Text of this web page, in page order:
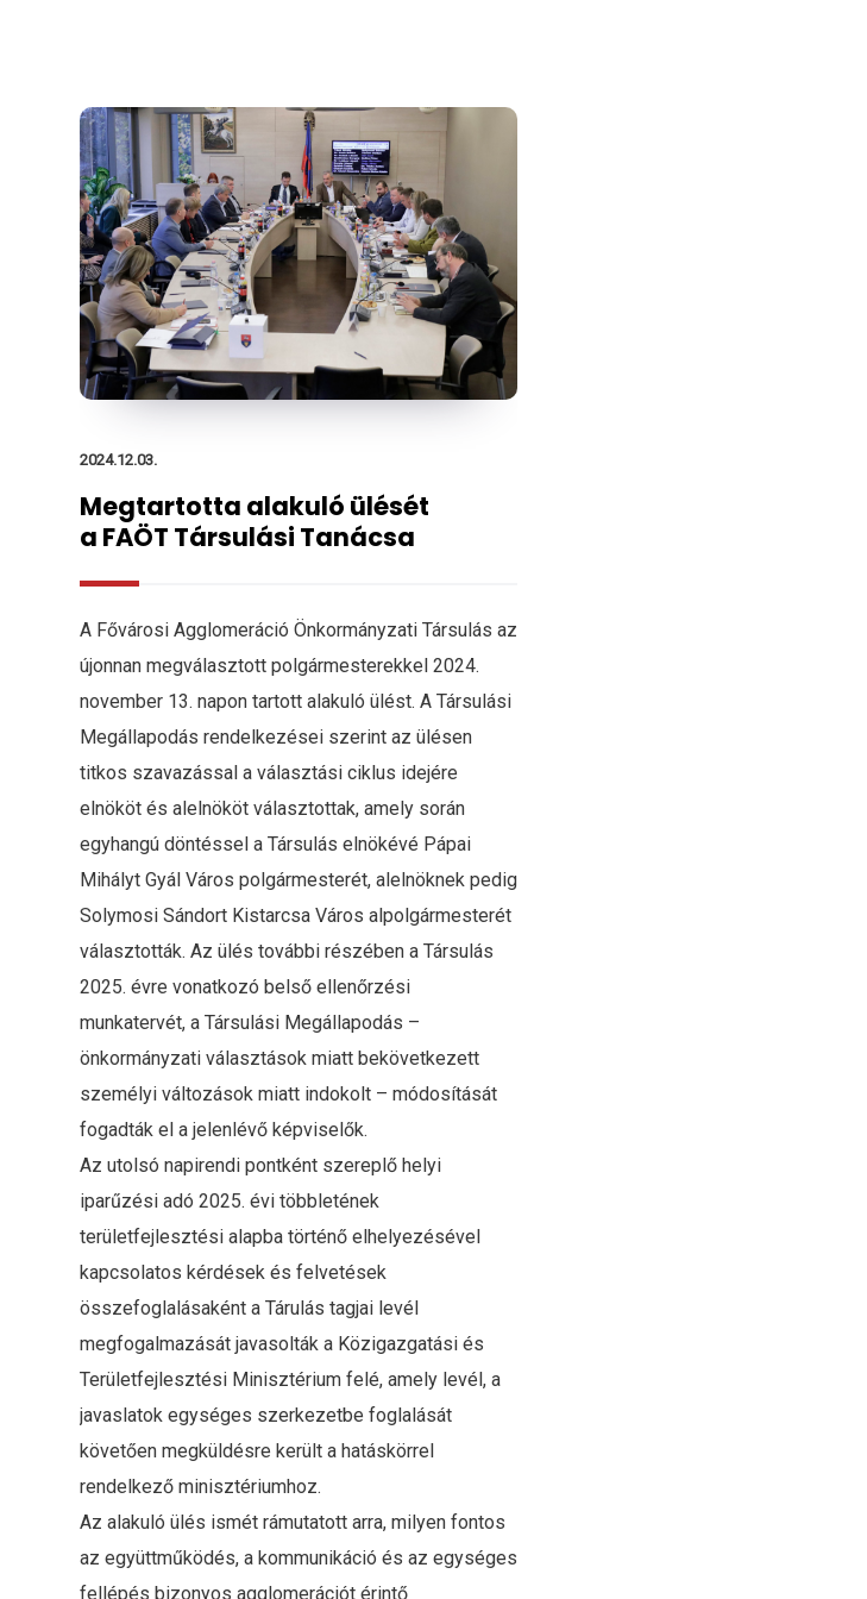
2024.12.03.
Megtartotta alakuló ülését
a FAÖT Társulási Tanácsa
A Fővárosi Agglomeráció Önkormányzati Társulás az
újonnan megválasztott polgármesterekkel 2024.
november 13. napon tartott alakuló ülést. A Társulási
Megállapodás rendelkezései szerint az ülésen
titkos szavazással a választási ciklus idejére
elnököt és alelnököt választottak, amely során
egyhangú döntéssel a Társulás elnökévé Pápai
Mihályt Gyál Város polgármesterét, alelnöknek pedig
Solymosi Sándort Kistarcsa Város alpolgármesterét
választották. Az ülés további részében a Társulás
2025. évre vonatkozó belső ellenőrzési
munkatervét, a Társulási Megállapodás –
önkormányzati választások miatt bekövetkezett
személyi változások miatt indokolt – módosítását
fogadták el a jelenlévő képviselők.
Az utolsó napirendi pontként szereplő helyi
iparűzési adó 2025. évi többletének
területfejlesztési alapba történő elhelyezésével
kapcsolatos kérdések és felvetések
összefoglalásaként a Tárulás tagjai levél
megfogalmazását javasolták a Közigazgatási és
Területfejlesztési Minisztérium felé, amely levél, a
javaslatok egységes szerkezetbe foglalását
követően megküldésre került a hatáskörrel
rendelkező minisztériumhoz.
Az alakuló ülés ismét rámutatott arra, milyen fontos
az együttműködés, a kommunikáció és az egységes
fellépés bizonyos agglomerációt érintő